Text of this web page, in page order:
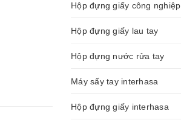
Hộp đựng giấy công nghiệp
Hộp đựng giấy lau tay
Hộp đựng nước rửa tay
Máy sấy tay interhasa
Hộp đựng giấy interhasa